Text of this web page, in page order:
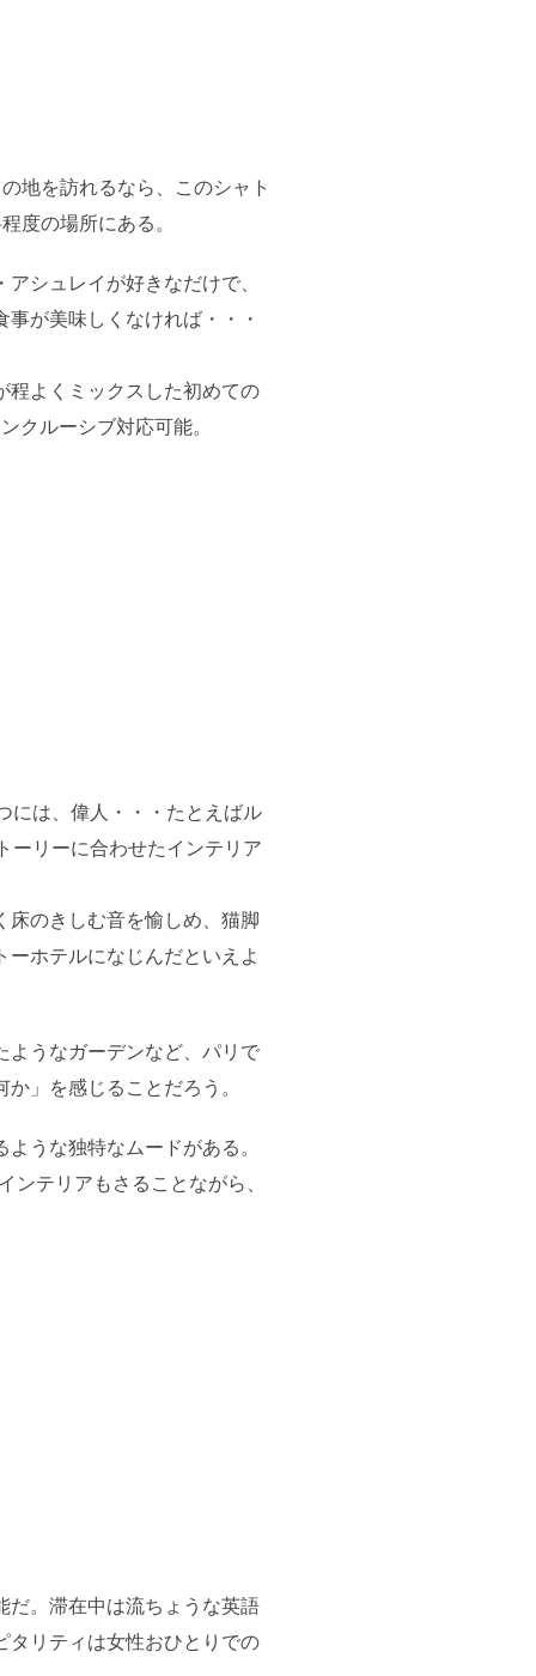
地を訪れるなら、このシャト
度の場所にある。
シュレイが好きなだけで、
が美味しくなければ・・・
程よくミックスした初めての
クルーシブ対応可能。
には、偉人・・・たとえばル
リーに合わせたインテリア
床のきしむ音を愉しめ、猫脚
ホテルになじんだといえよ
ようなガーデンなど、パリで
」を感じることだろう。
うな独特なムードがある。
テリアもさることながら、
だ。滞在中は流ちょうな英語
タリティは女性おひとりでの